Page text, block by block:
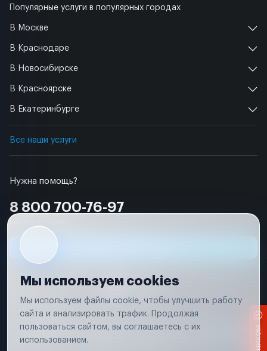
Нужна помощь?
8 800 700-76-97
Популярные услуги в популярных городах
В Москве
В Краснодаре
В Новосибирске
В Красноярске
В Екатеринбурге
Все наши услуги
Условия использования
Вся информация, представленная на сайте, носит исключительно
соответствии с положениями статьи 437 (п. 2) Гражданского кодекса
Мы используем cookies
Мы используем файлы cookie, чтобы улучшить работу
сайта и анализировать трафик. Продолжая
пользоваться сайтом, вы соглашаетесь с их
использованием.